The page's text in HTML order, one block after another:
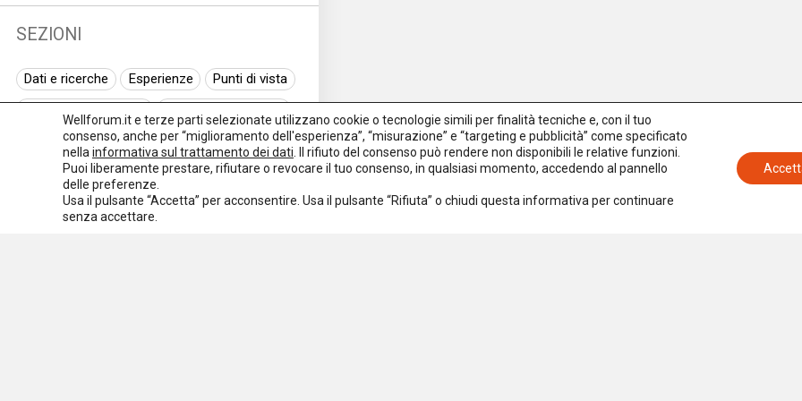
SEZIONI
Dati e ricerche Esperienze
Punti di vista
Normativa europea
Rassegna normativa
I seminari di Welforum
Eventi
Spazio ai promotori
Wellforum.it e terze parti selezionate utilizzano cookie o tecnologie simili per finalità tecniche e, con il tuo
consenso, anche per “miglioramento dell'esperienza”, “misurazione” e “targeting e pubblicità” come specificato
nella informativa sul trattamento dei dati . Il rifiuto del consenso può rendere non disponibili le relative funzioni.
Puoi liberamente prestare, rifiutare o revocare il tuo consenso, in qualsiasi momento, accedendo al pannello
delle preferenze.
Usa il pulsante “Accetta” per acconsentire. Usa il pulsante “Rifiuta” o chiudi questa informativa per continuare
senza accettare.